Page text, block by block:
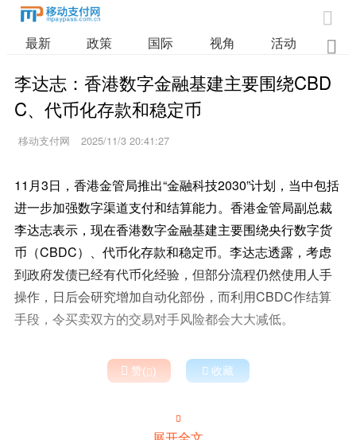

最新 政策 国际 视角 活动 业

李达志：香港数字金融基建主要围绕CBD
C、代币化存款和稳定币
移动支付网 2025/11/3 20:41:27
11月3日，香港金管局推出“金融科技2030”计划，当中包括
进一步加强数字渠道支付和结算能力。香港金管局副总裁
李达志表示，现在香港数字金融基建主要围绕央行数字货
币（CBDC）、代币化存款和稳定币。李达志透露，考虑
到政府发债已经有代币化经验，但部分流程仍然使用人手
操作，日后会研究增加自动化部份，而利用CBDC作结算
手段，令买卖双方的交易对手风险都会大大减低。
 赞()  收藏
